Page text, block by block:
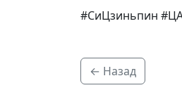
#СиЦзиньпин
← Назад